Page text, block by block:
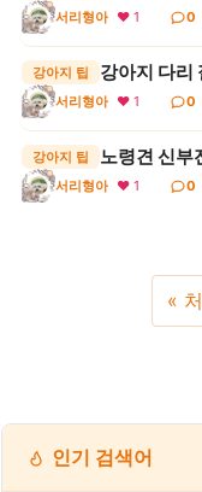
서리형아 ❤ 1 0
강아지 팁
서리형아 ❤ 1 0
강아지 팁 노령견 신부
서리형아 ❤ 1 0
«
인기 검색어